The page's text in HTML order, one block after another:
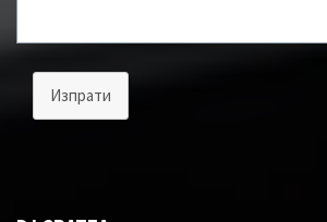
Изпрати